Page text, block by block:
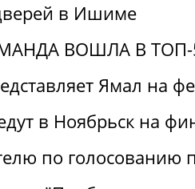
в Ишиме
ВОШЛА В ТОП-
Ямал на
в Ноябрьск на
по голосованию